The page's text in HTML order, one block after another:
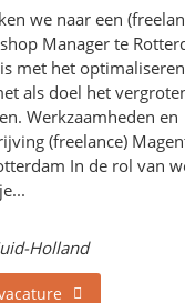
we naar een
Manager te
met het
als doel het
Werkzaamheden en
(freelance)
In de rol van
Holland